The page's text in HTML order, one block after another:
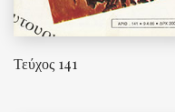
Τεύχος 141